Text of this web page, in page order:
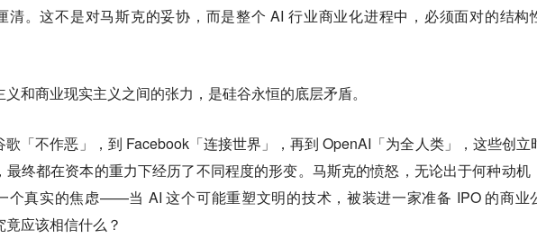
清。这不是对马斯克的妥协，而是整个 AI 行业商业化进程中，必须面对的结构
义和商业现实主义之间的张力，是硅谷永恒的底层矛盾。
歌「不作恶」，到 Facebook「连接世界」，再到 OpenAI「为全人类」，这些创立
最终都在资本的重力下经历了不同程度的形变。马斯克的愤怒，无论出于何种动机
个真实的焦虑——当 AI 这个可能重塑文明的技术，被装进一家准备 IPO 的商业
竟应该相信什么？